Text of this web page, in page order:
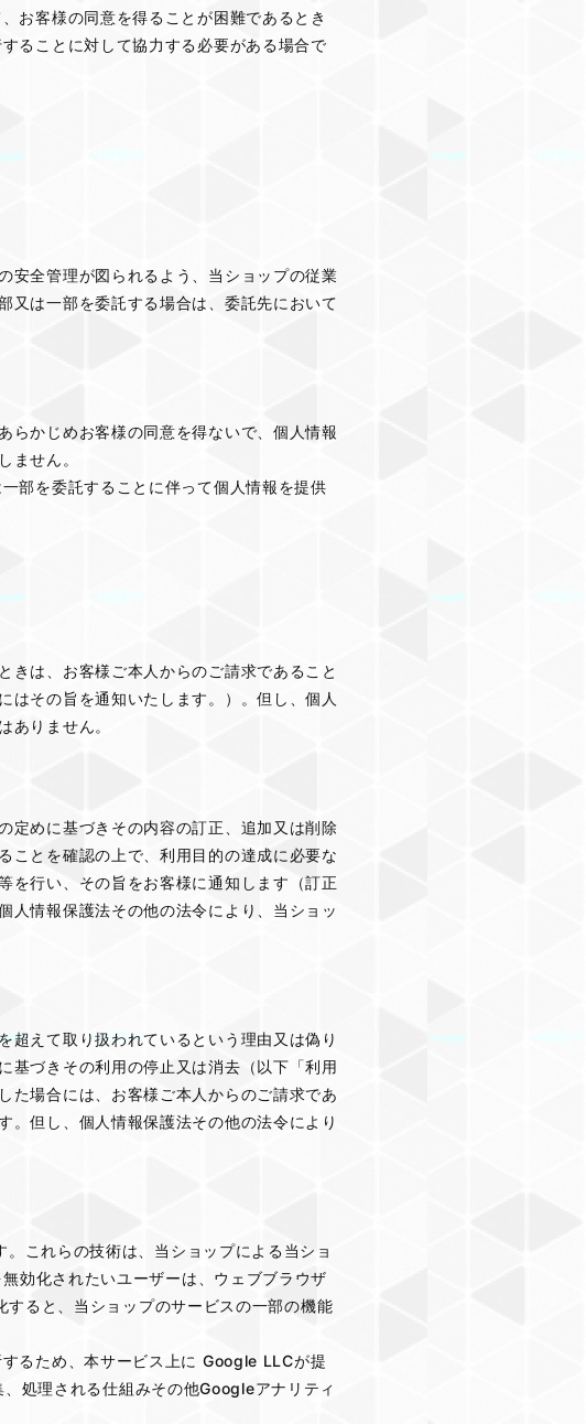
お客様の同意を得ることが困難であるとき
ることに対して協力する必要がある場合で
安全管理が図られるよう、当ショップの従業
又は一部を委託する場合は、委託先において
らかじめお客様の同意を得ないで、個人情報
ません。
部を委託することに伴って個人情報を提供
きは、お客様ご本人からのご請求であること
はその旨を通知いたします。）。但し、個人
ありません。
定めに基づきその内容の訂正、追加又は削除
ことを確認の上で、利用目的の達成に必要な
を行い、その旨をお客様に通知します（訂正
人情報保護法その他の法令により、当ショッ
超えて取り扱われているという理由又は偽り
基づきその利用の停止又は消去（以下「利用
た場合には、お客様ご本人からのご請求であ
。但し、個人情報保護法その他の法令により
これらの技術は、当ショップによる当ショ
効化されたいユーザーは、ウェブブラウザ
ると、当ショップのサービスの一部の機能
るため、本サービス上に Google LLCが提
処理される仕組みその他Googleアナリティ